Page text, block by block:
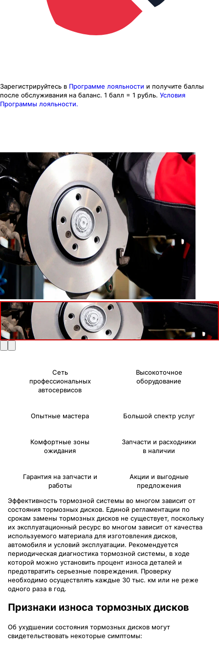
Зарегистрируйтесь в Программе лояльности и получите баллы
после обслуживания на баланс. 1 балл = 1 рубль. Условия
Программы лояльности.
Сеть
профессиональных
автосервисов
Высокоточное
оборудование
Опытные мастера Большой спектр услуг
Комфортные зоны
ожидания
Запчасти и расходники
в наличии
Гарантия на запчасти и
работы
Акции и выгодные
предложения
Эффективность тормозной системы во многом зависит от
состояния тормозных дисков. Единой регламентации по
срокам замены тормозных дисков не существует, поскольку
их эксплуатационный ресурс во многом зависит от качества
используемого материала для изготовления дисков,
автомобиля и условий эксплуатации. Рекомендуется
периодическая диагностика тормозной системы, в ходе
которой можно установить процент износа деталей и
предотвратить серьезные повреждения. Проверку
необходимо осуществлять каждые 30 тыс. км или не реже
одного раза в год.
Признаки износа тормозных дисков
Об ухудшении состояния тормозных дисков могут
свидетельствовать некоторые симптомы: